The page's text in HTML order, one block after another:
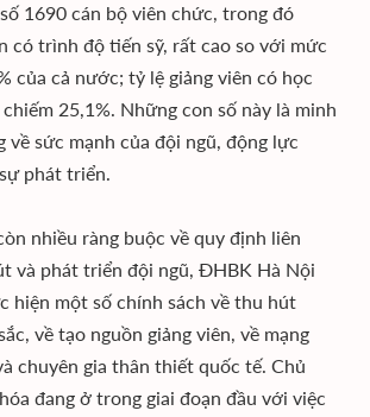
1690 cán bộ viên chức, trong đó
có trình độ tiến sỹ, rất cao so với mức
của cả nước; tỷ lệ giảng viên có học
chiếm 25,1%. Những con số này là minh
về sức mạnh của đội ngũ, động lực
phát triển.
nhiều ràng buộc về quy định liên
và phát triển đội ngũ, ĐHBK Hà Nội
hiện một số chính sách về thu hút
về tạo nguồn giảng viên, về mạng
chuyên gia thân thiết quốc tế. Chủ
đang ở trong giai đoạn đầu với việc